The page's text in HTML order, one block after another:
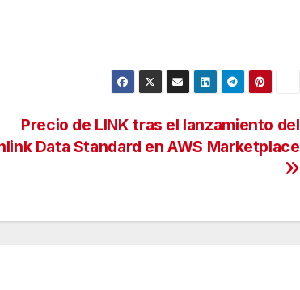
Precio de LINK tras el lanzamiento del
Data Standard en AWS Marketplace